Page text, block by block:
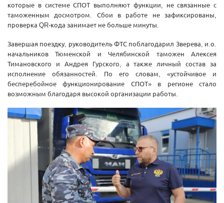
которые в системе СПОТ выполняют функции, не связанные с
таможенным досмотром. Сбои в работе не зафиксированы,
проверка QR-кода занимает не больше минуты.
Завершая поездку, руководитель ФТС поблагодарил Зверева, и.о.
начальников Тюменской и Челябинской таможен Алексея
Тимановского и Андрея Гурского, а также личный состав за
исполнение обязанностей. По его словам, «устойчивое и
бесперебойное функционирование СПОТ» в регионе стало
возможным благодаря высокой организации работы.